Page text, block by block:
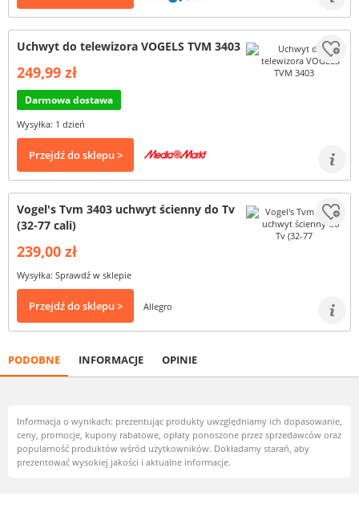
Uchwyt do telewizora VOGELS TVM 3403
249,99 zł
Darmowa dostawa
Wysyłka: 1 dzień
Przejdź do sklepu >
Vogel's Tvm 3403 uchwyt ścienny do Tv
(32-77 cali)
239,00 zł
Wysyłka: Sprawdź w sklepie
Przejdź do sklepu > Allegro
PODOBNE INFORMACJE OPINIE
Informacja o wynikach: prezentując produkty uwzględniamy ich dopasowanie,
ceny, promocje, kupony rabatowe, opłaty ponoszone przez sprzedawców oraz
popularność produktów wśród użytkowników. Dokładamy starań, aby
prezentować wysokiej jakości i aktualne informacje.